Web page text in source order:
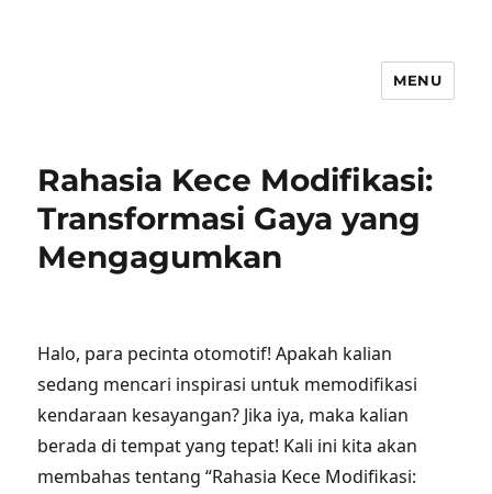
MENU
Rahasia Kece Modifikasi:
Transformasi Gaya yang
Mengagumkan
Halo, para pecinta otomotif! Apakah kalian
sedang mencari inspirasi untuk memodifikasi
kendaraan kesayangan? Jika iya, maka kalian
berada di tempat yang tepat! Kali ini kita akan
membahas tentang “Rahasia Kece Modifikasi: